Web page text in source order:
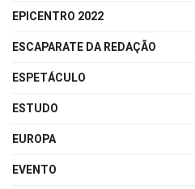
EPICENTRO 2022
ESCAPARATE DA REDAÇÃO
ESPETÁCULO
ESTUDO
EUROPA
EVENTO